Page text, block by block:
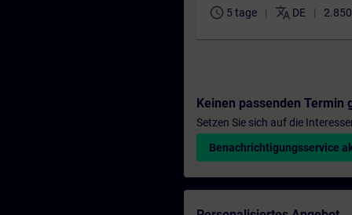
schedule 5 tage translate DE
Keinen passenden Termin
Setzen Sie sich auf die
Benachrichtigungsservice